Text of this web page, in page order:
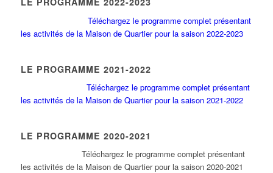
Téléchargez le programme complet présentant
les activités de la Maison de Quartier pour la saison 2022-2023
LE PROGRAMME 2021-2022
Téléchargez le programme complet présentant
les activités de la Maison de Quartier pour la saison 2021-2022
LE PROGRAMME 2020-2021
Téléchargez le programme complet présentant
les activités de la Maison de Quartier pour la saison 2020-2021